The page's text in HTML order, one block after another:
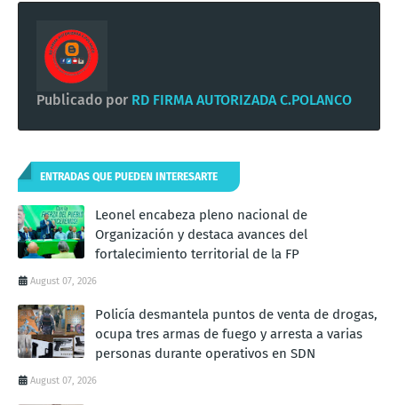
Publicado por RD FIRMA AUTORIZADA C.POLANCO
ENTRADAS QUE PUEDEN INTERESARTE
Leonel encabeza pleno nacional de
Organización y destaca avances del
fortalecimiento territorial de la FP
August 07, 2026
Policía desmantela puntos de venta de drogas,
ocupa tres armas de fuego y arresta a varias
personas durante operativos en SDN
August 07, 2026